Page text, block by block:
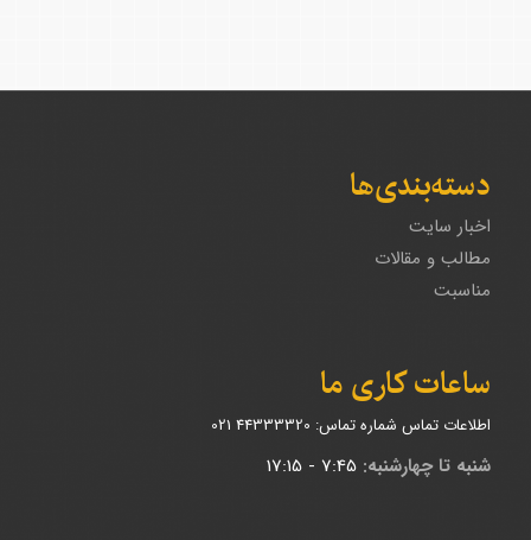
دسته‌بندی‌ها
اخبار سایت
مطالب و مقالات
مناسبت
ساعات کاری ما
اطلاعات تماس شماره تماس: 44333320 021
شنبه تا چهارشنبه: 7:45 - 17:15